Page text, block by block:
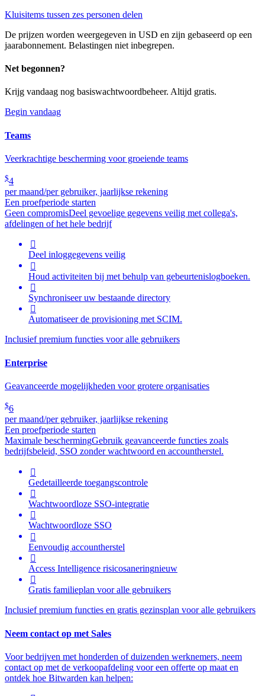
Kluisitems tussen zes personen delen
De prijzen worden weergegeven in USD en zijn gebaseerd op een
jaarabonnement. Belastingen niet inbegrepen.
Net begonnen?
Krijg vandaag nog basiswachtwoordbeheer. Altijd gratis.
Begin vandaag
Teams
Veerkrachtige bescherming voor groeiende teams
$4
per maand/per gebruiker, jaarlijkse rekening
Een proefperiode starten
Geen compromisDeel gevoelige gegevens veilig met collega's,
afdelingen of het hele bedrijf

Deel inloggegevens veilig

Houd activiteiten bij met behulp van gebeurtenislogboeken.

Synchroniseer uw bestaande directory

Automatiseer de provisioning met SCIM.
Inclusief premium functies voor alle gebruikers
Enterprise
Geavanceerde mogelijkheden voor grotere organisaties
$6
per maand/per gebruiker, jaarlijkse rekening
Een proefperiode starten
Maximale beschermingGebruik geavanceerde functies zoals
bedrijfsbeleid, SSO zonder wachtwoord en accountherstel.

Gedetailleerde toegangscontrole

Wachtwoordloze SSO-integratie

Wachtwoordloze SSO

Eenvoudig accountherstel

Access Intelligence risicosaneringnieuw

Gratis familieplan voor alle gebruikers
Inclusief premium functies en gratis gezinsplan voor alle gebruikers
Neem contact op met Sales
Voor bedrijven met honderden of duizenden werknemers, neem
contact op met de verkoopafdeling voor een offerte op maat en
ontdek hoe Bitwarden kan helpen: